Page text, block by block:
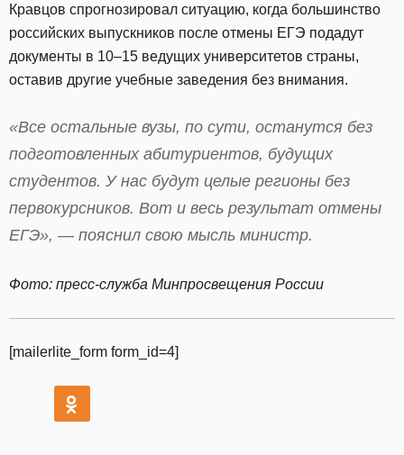
Кравцов спрогнозировал ситуацию, когда большинство
российских выпускников после отмены ЕГЭ подадут
документы в 10–15 ведущих университетов страны,
оставив другие учебные заведения без внимания.
«Все остальные вузы, по сути, останутся без
подготовленных абитуриентов, будущих
студентов. У нас будут целые регионы без
первокурсников. Вот и весь результат отмены
ЕГЭ», — пояснил свою мысль министр.
Фото: пресс-служба Минпросвещения России
[mailerlite_form form_id=4]